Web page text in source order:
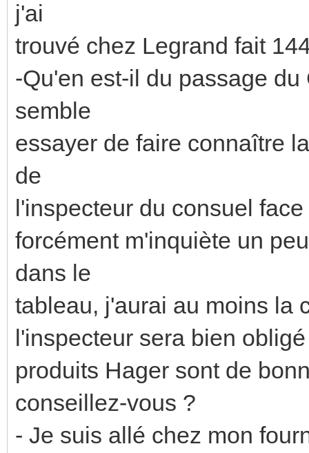
j'ai
trouvé chez Legrand fait
-Qu'en est-il du passage
semble
essayer de faire connaître
de
l'inspecteur du consuel
forcément m'inquiète un
dans le
tableau, j'aurai au moins la
l'inspecteur sera bien
produits Hager sont de
conseillez-vous ?
- Je suis allé chez mon